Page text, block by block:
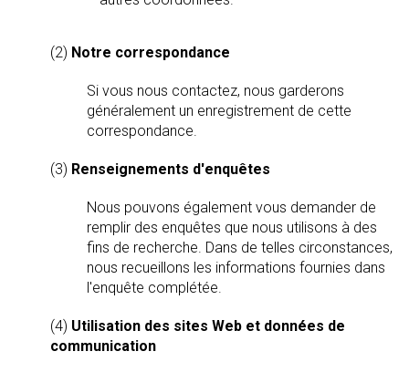
(2) Notre correspondance
Si vous nous contactez, nous garderons
généralement un enregistrement de cette
correspondance.
(3) Renseignements d'enquêtes
Nous pouvons également vous demander de
remplir des enquêtes que nous utilisons à des
fins de recherche. Dans de telles circonstances,
nous recueillons les informations fournies dans
l'enquête complétée.
(4) Utilisation des sites Web et données de
communication